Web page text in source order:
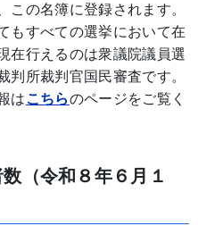
この名簿に登録されます。
もすべての選挙において在
在行えるのは衆議院議員選
判所裁判官国民審査です。
はこちらのページをご覧く
（令和８年６月１